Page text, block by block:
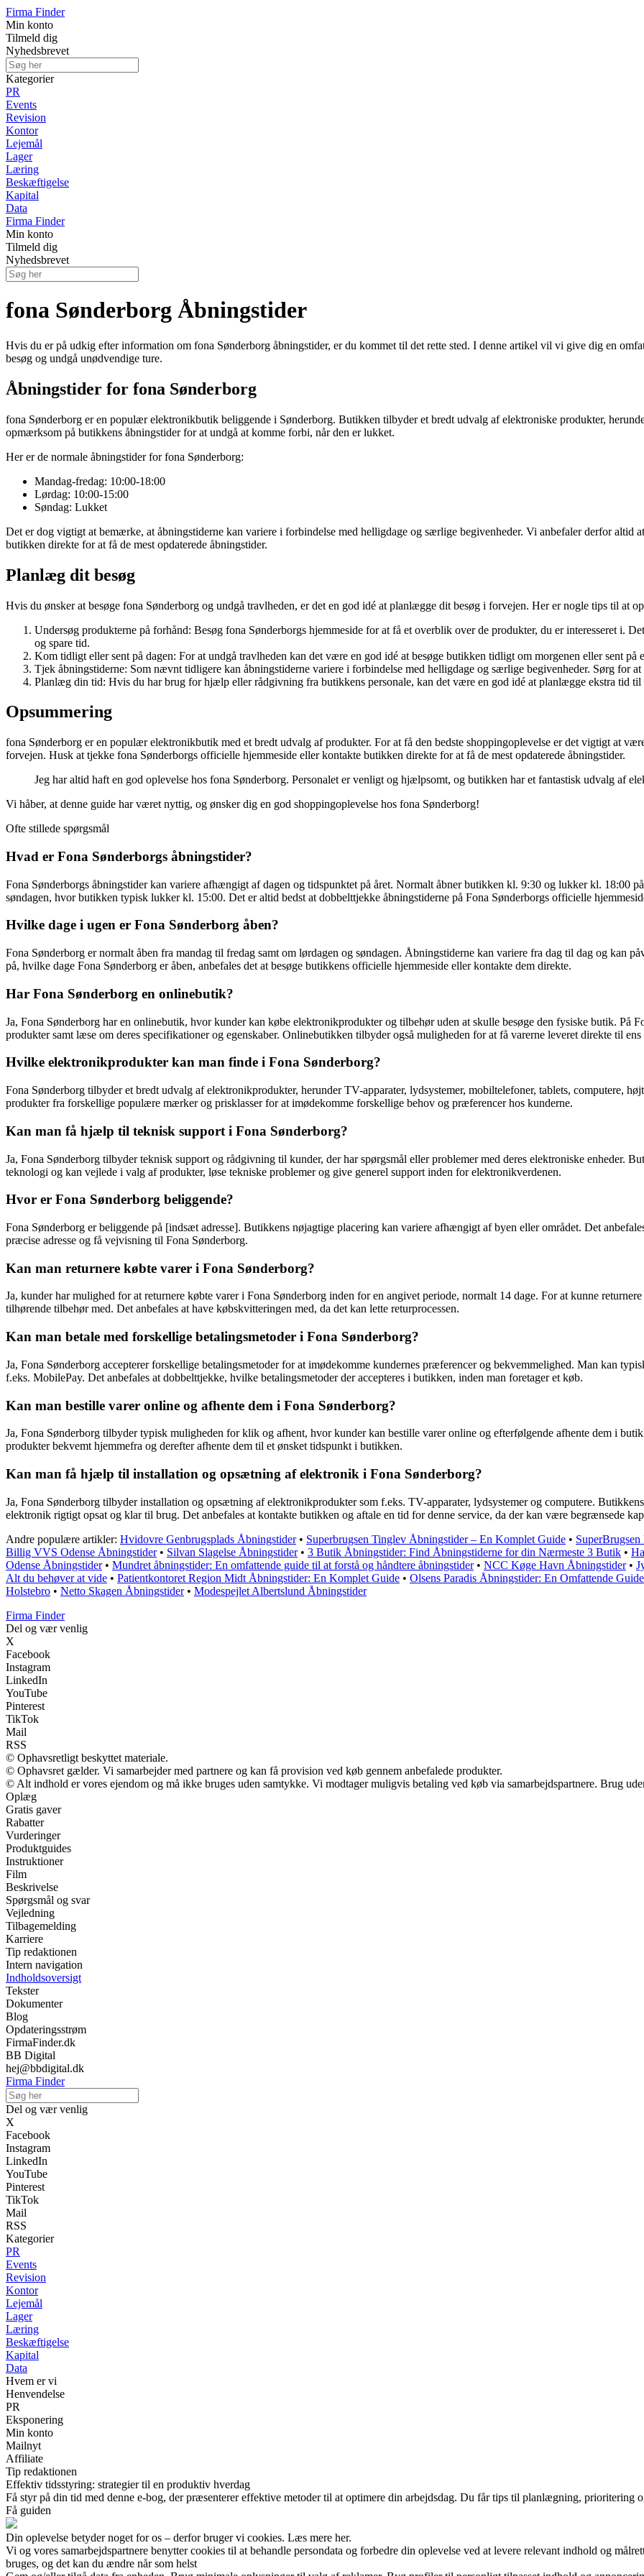
Firma Finder
Min konto
Tilmeld dig
Nyhedsbrevet
Kategorier
PR
Events
Revision
Kontor
Lejemål
Lager
Læring
Beskæftigelse
Kapital
Data
Firma Finder
Min konto
Tilmeld dig
Nyhedsbrevet
fona Sønderborg Åbningstider
Hvis du er på udkig efter information om fona Sønderborg åbningstider, er du kommet til det rette sted. I denne artikel vil vi give dig en
besøg og undgå unødvendige ture.
Åbningstider for fona Sønderborg
fona Sønderborg er en populær elektronikbutik beliggende i Sønderborg. Butikken tilbyder et bredt udvalg af elektroniske produkter,
opmærksom på butikkens åbningstider for at undgå at komme forbi, når den er lukket.
Her er de normale åbningstider for fona Sønderborg:
Mandag-fredag: 10:00-18:00
Lørdag: 10:00-15:00
Søndag: Lukket
Det er dog vigtigt at bemærke, at åbningstiderne kan variere i forbindelse med helligdage og særlige begivenheder. Vi anbefaler derfor altid
butikken direkte for at få de mest opdaterede åbningstider.
Planlæg dit besøg
Hvis du ønsker at besøge fona Sønderborg og undgå travlheden, er det en god idé at planlægge dit besøg i forvejen. Her er nogle tips til at
Undersøg produkterne på forhånd: Besøg fona Sønderborgs hjemmeside for at få et overblik over de produkter, du er interesseret i.
og spare tid.
Kom tidligt eller sent på dagen: For at undgå travlheden kan det være en god idé at besøge butikken tidligt om morgenen eller sent på
Tjek åbningstiderne: Som nævnt tidligere kan åbningstiderne variere i forbindelse med helligdage og særlige begivenheder. Sørg for
Planlæg din tid: Hvis du har brug for hjælp eller rådgivning fra butikkens personale, kan det være en god idé at planlægge ekstra tid til
Opsummering
fona Sønderborg er en populær elektronikbutik med et bredt udvalg af produkter. For at få den bedste shoppingoplevelse er det vigtigt at
forvejen. Husk at tjekke fona Sønderborgs officielle hjemmeside eller kontakte butikken direkte for at få de mest opdaterede åbningstider.
Jeg har altid haft en god oplevelse hos fona Sønderborg. Personalet er venligt og hjælpsomt, og butikken har et fantastisk udvalg af
Vi håber, at denne guide har været nyttig, og ønsker dig en god shoppingoplevelse hos fona Sønderborg!
Ofte stillede spørgsmål
Hvad er Fona Sønderborgs åbningstider?
Fona Sønderborgs åbningstider kan variere afhængigt af dagen og tidspunktet på året. Normalt åbner butikken kl. 9:30 og lukker kl. 18:00
søndagen, hvor butikken typisk lukker kl. 15:00. Det er altid bedst at dobbelttjekke åbningstiderne på Fona Sønderborgs officielle
Hvilke dage i ugen er Fona Sønderborg åben?
Fona Sønderborg er normalt åben fra mandag til fredag samt om lørdagen og søndagen. Åbningstiderne kan variere fra dag til dag og kan
på, hvilke dage Fona Sønderborg er åben, anbefales det at besøge butikkens officielle hjemmeside eller kontakte dem direkte.
Har Fona Sønderborg en onlinebutik?
Ja, Fona Sønderborg har en onlinebutik, hvor kunder kan købe elektronikprodukter og tilbehør uden at skulle besøge den fysiske butik. På
produkter samt læse om deres specifikationer og egenskaber. Onlinebutikken tilbyder også muligheden for at få varerne leveret direkte til
Hvilke elektronikprodukter kan man finde i Fona Sønderborg?
Fona Sønderborg tilbyder et bredt udvalg af elektronikprodukter, herunder TV-apparater, lydsystemer, mobiltelefoner, tablets, computere,
produkter fra forskellige populære mærker og prisklasser for at imødekomme forskellige behov og præferencer hos kunderne.
Kan man få hjælp til teknisk support i Fona Sønderborg?
Ja, Fona Sønderborg tilbyder teknisk support og rådgivning til kunder, der har spørgsmål eller problemer med deres elektroniske enheder.
teknologi og kan vejlede i valg af produkter, løse tekniske problemer og give generel support inden for elektronikverdenen.
Hvor er Fona Sønderborg beliggende?
Fona Sønderborg er beliggende på [indsæt adresse]. Butikkens nøjagtige placering kan variere afhængigt af byen eller området. Det
præcise adresse og få vejvisning til Fona Sønderborg.
Kan man returnere købte varer i Fona Sønderborg?
Ja, kunder har mulighed for at returnere købte varer i Fona Sønderborg inden for en angivet periode, normalt 14 dage. For at kunne
tilhørende tilbehør med. Det anbefales at have købskvitteringen med, da det kan lette returprocessen.
Kan man betale med forskellige betalingsmetoder i Fona Sønderborg?
Ja, Fona Sønderborg accepterer forskellige betalingsmetoder for at imødekomme kundernes præferencer og bekvemmelighed. Man kan
f.eks. MobilePay. Det anbefales at dobbelttjekke, hvilke betalingsmetoder der accepteres i butikken, inden man foretager et køb.
Kan man bestille varer online og afhente dem i Fona Sønderborg?
Ja, Fona Sønderborg tilbyder typisk muligheden for klik og afhent, hvor kunder kan bestille varer online og efterfølgende afhente dem i
produkter bekvemt hjemmefra og derefter afhente dem til et ønsket tidspunkt i butikken.
Kan man få hjælp til installation og opsætning af elektronik i Fona Sønderborg?
Ja, Fona Sønderborg tilbyder installation og opsætning af elektronikprodukter som f.eks. TV-apparater, lydsystemer og computere.
elektronik rigtigt opsat og klar til brug. Det anbefales at kontakte butikken og aftale en tid for denne service, da der kan være begrænsede
Andre populære artikler: Hvidovre Genbrugsplads Åbningstider• Superbrugsen Tinglev Åbningstider – En Komplet Guide •
Billig VVS Odense Åbningstider• Silvan Slagelse Åbningstider• 3 Butik Åbningstider: Find Åbningstiderne for din Nærmeste 3 Butik •
Odense Åbningstider• Mundret åbningstider: En omfattende guide til at forstå og håndtere åbningstider• NCC Køge Havn Åbningstider•
Alt du behøver at vide • Patientkontoret Region Midt Åbningstider: En Komplet Guide • Olsens Paradis Åbningstider: En Omfattende Guide
Holstebro • Netto Skagen Åbningstider• Modespejlet Albertslund Åbningstider
Firma Finder
Del og vær venlig
X
Facebook
Instagram
LinkedIn
YouTube
Pinterest
TikTok
Mail
RSS
© Ophavsretligt beskyttet materiale.
© Ophavsret gælder. Vi samarbejder med partnere og kan få provision ved køb gennem anbefalede produkter.
© Alt indhold er vores ejendom og må ikke bruges uden samtykke. Vi modtager muligvis betaling ved køb via samarbejdspartnere. Brug
Oplæg
Gratis gaver
Rabatter
Vurderinger
Produktguides
Instruktioner
Film
Beskrivelse
Spørgsmål og svar
Vejledning
Tilbagemelding
Karriere
Tip redaktionen
Intern navigation
Indholdsoversigt
Tekster
Dokumenter
Blog
Opdateringsstrøm
FirmaFinder.dk
BB Digital
hej@bbdigital.dk
Firma Finder
Del og vær venlig
X
Facebook
Instagram
LinkedIn
YouTube
Pinterest
TikTok
Mail
RSS
Kategorier
PR
Events
Revision
Kontor
Lejemål
Lager
Læring
Beskæftigelse
Kapital
Data
Hvem er vi
Henvendelse
PR
Eksponering
Min konto
Mailnyt
Affiliate
Tip redaktionen
Effektiv tidsstyring: strategier til en produktiv hverdag
Få styr på din tid med denne e-bog, der præsenterer effektive metoder til at optimere din arbejdsdag. Du får tips til planlægning, prioritering
Få guiden
Din oplevelse betyder noget for os – derfor bruger vi cookies. Læs mere her.
Vi og vores samarbejdspartnere benytter cookies til at behandle persondata og forbedre din oplevelse ved at levere relevant indhold og
bruges, og det kan du ændre når som helst